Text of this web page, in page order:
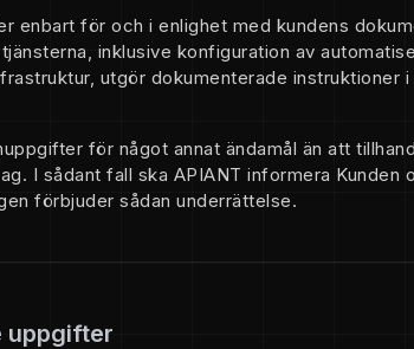
enbart för och i enlighet med kundens
inklusive konfiguration av
utgör dokumenterade instruktioner
för något annat ändamål än att
I sådant fall ska APIANT informera Kunden
förbjuder sådan underrättelse.
uppgifter